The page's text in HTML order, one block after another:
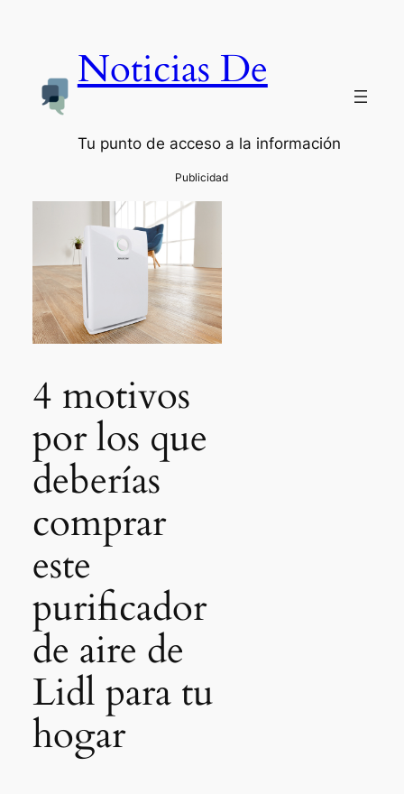
Noticias De
Tu punto de acceso a la información
4 motivos
por los que
deberías
comprar
este
purificador
de aire de
Lidl para tu
hogar